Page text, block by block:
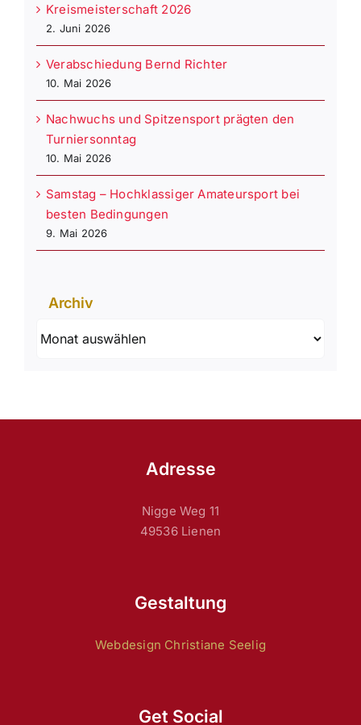
Kreismeisterschaft 2026
2. Juni 2026
Verabschiedung Bernd Richter
10. Mai 2026
Nachwuchs und Spitzensport prägten den
Turniersonntag
10. Mai 2026
Samstag – Hochklassiger Amateursport bei
besten Bedingungen
9. Mai 2026
Archiv
Adresse
Nigge Weg 11
49536 Lienen
Gestaltung
Webdesign Christiane Seelig
Get Social